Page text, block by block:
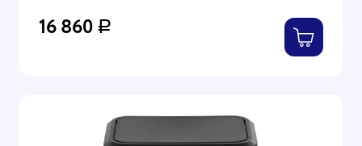
16 860 Р